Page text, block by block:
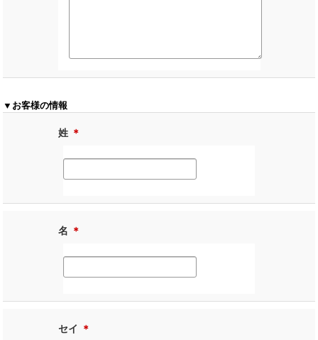
▼お客様の情報
姓 ＊
名 ＊
セイ ＊